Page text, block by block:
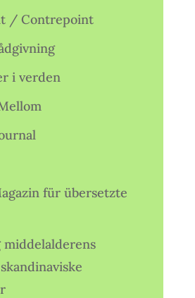
/ Contrepoint
i verden
für übersetzte
middelalderens